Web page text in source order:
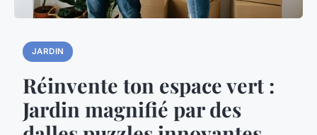
JARDIN
Réinvente ton espace vert :
Jardin magnifié par des